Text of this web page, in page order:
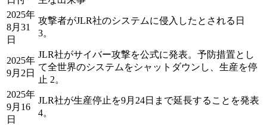
2025年
8月31
日
攻撃者がJLR社のシステムに侵入したとされる日
3。
2025年
9月2日
JLR社がサイバー攻撃を公式に発表。予防措置とし
て全世界のシステムをシャットダウンし、生産を停
止 2。
2025年
9月16
日
JLR社が生産停止を9月24日まで延長することを発表
4。